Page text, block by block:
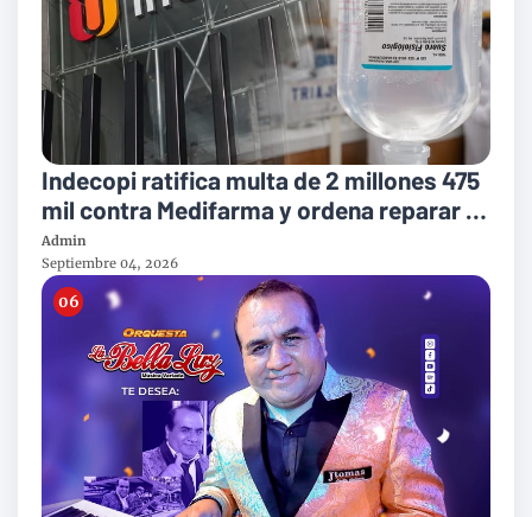
Indecopi ratifica multa de 2 millones 475
mil contra Medifarma y ordena reparar a
victimas del suero defectuoso
Admin
Septiembre 04, 2026